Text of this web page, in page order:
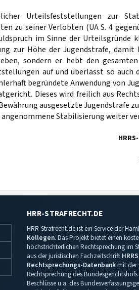
Urteilsfeststellungen zur
zu seiner Verlobten (UA S. 4
im Sinne der Urteilsgründe
zur Höhe der Jugendstrafe, damit
sondern er hebt den
auf und überlässt so auch
begründete Anwendung von
Dieses wird freilich aus
ausgesetzte Jugendstrafe
Stabilisierung weiter
HRR-STRAFRECHT.DE
HRR-Strafrecht.de ist ein Service der
Kollegen. Das Projekt bietet einen
höchstrichterlichen Rechtsprechung im
aus der juristischen Fachzeitschrift HRRS
Rechtsprechungs-Datenbankmit der
Rechtsprechung des
Beschlüsse u.a. des